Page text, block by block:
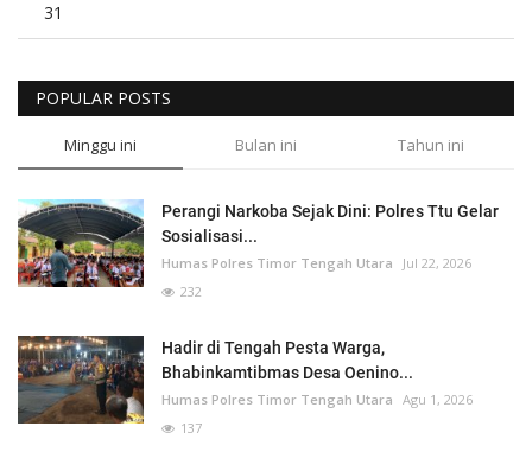
31
POPULAR POSTS
Minggu ini Bulan ini Tahun ini
Perangi Narkoba Sejak Dini: Polres Ttu Gelar
Sosialisasi...
Humas Polres Timor Tengah Utara
Jul 22, 2026
232
Hadir di Tengah Pesta Warga,
Bhabinkamtibmas Desa Oenino...
Humas Polres Timor Tengah Utara Agu 1, 2026
137